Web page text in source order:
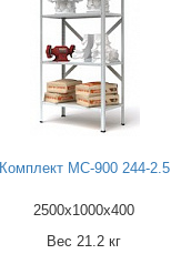
Комплект МС-900 244-2.5
2500x1000x400
Вес 21.2 кг